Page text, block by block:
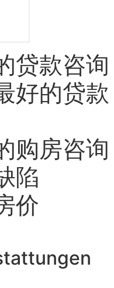
贷款咨询
好的贷款
购房咨询
陷
价